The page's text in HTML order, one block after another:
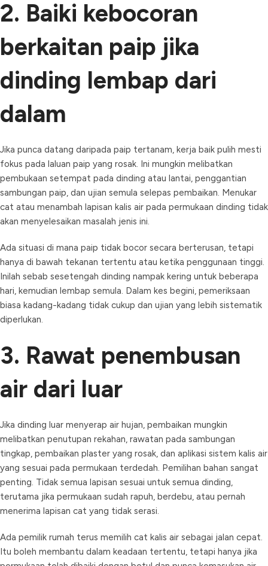
2. Baiki kebocoran
berkaitan paip jika
dinding lembap dari
dalam
Jika punca datang daripada paip tertanam, kerja baik pulih mesti
fokus pada laluan paip yang rosak. Ini mungkin melibatkan
pembukaan setempat pada dinding atau lantai, penggantian
sambungan paip, dan ujian semula selepas pembaikan. Menukar
cat atau menambah lapisan kalis air pada permukaan dinding tidak
akan menyelesaikan masalah jenis ini.
Ada situasi di mana paip tidak bocor secara berterusan, tetapi
hanya di bawah tekanan tertentu atau ketika penggunaan tinggi.
Inilah sebab sesetengah dinding nampak kering untuk beberapa
hari, kemudian lembap semula. Dalam kes begini, pemeriksaan
biasa kadang-kadang tidak cukup dan ujian yang lebih sistematik
diperlukan.
3. Rawat penembusan
air dari luar
Jika dinding luar menyerap air hujan, pembaikan mungkin
melibatkan penutupan rekahan, rawatan pada sambungan
tingkap, pembaikan plaster yang rosak, dan aplikasi sistem kalis air
yang sesuai pada permukaan terdedah. Pemilihan bahan sangat
penting. Tidak semua lapisan sesuai untuk semua dinding,
terutama jika permukaan sudah rapuh, berdebu, atau pernah
menerima lapisan cat yang tidak serasi.
Ada pemilik rumah terus memilih cat kalis air sebagai jalan cepat.
Itu boleh membantu dalam keadaan tertentu, tetapi hanya jika